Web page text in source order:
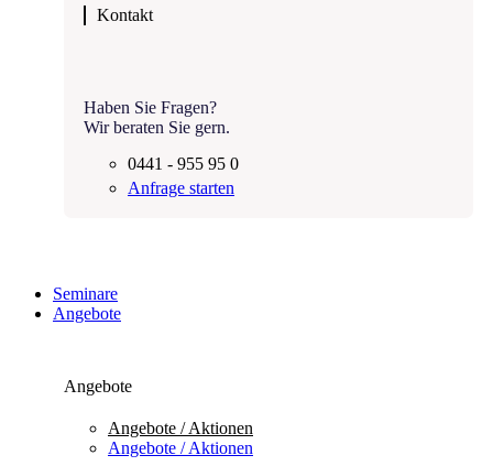
Kontakt
Haben Sie Fragen?
Wir beraten Sie gern.
0441 - 955 95 0
Anfrage starten
Seminare
Angebote
Angebote
Angebote / Aktionen
Angebote / Aktionen